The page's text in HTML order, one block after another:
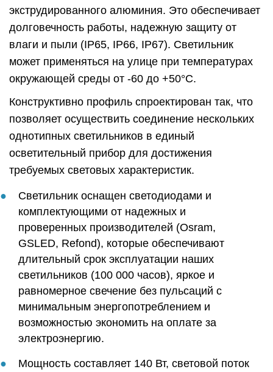
экструдированного алюминия. Это обеспечивает
долговечность работы, надежную защиту от
влаги и пыли (IP65, IP66, IP67). Светильник
может применяться на улице при температурах
окружающей среды от -60 до +50°C.
Конструктивно профиль спроектирован так, что
позволяет осуществить соединение нескольких
однотипных светильников в единый
осветительный прибор для достижения
требуемых световых характеристик.
Светильник оснащен светодиодами и
комплектующими от надежных и
проверенных производителей (Osram,
GSLED, Refond), которые обеспечивают
длительный срок эксплуатации наших
светильников (100 000 часов), яркое и
равномерное свечение без пульсаций с
минимальным энергопотреблением и
возможностью экономить на оплате за
электроэнергию.
Мощность составляет 140 Вт, световой поток